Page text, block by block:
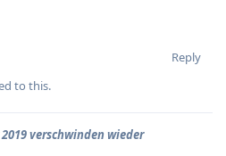
Reply
to this.
verschwinden wieder